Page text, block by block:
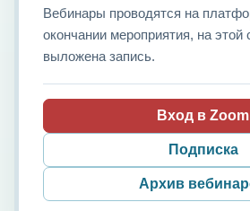
Вебинары проводятся на
окончании мероприятия, на этой
выложена запись.
Вход в Zoom
Подписка
Архив